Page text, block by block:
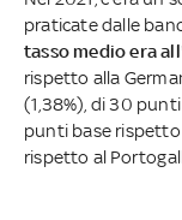
praticate dalle
tasso medio era
rispetto alla
(1,38%), di 30
punti base rispetto
rispetto al